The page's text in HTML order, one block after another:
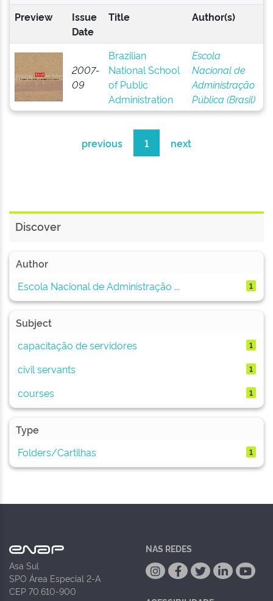
Preview
Issue
Date
Title Author(s)
2007-
09
Brazilian
National School
of Public
Administration
Escola
Nacional de
Administração
Pública (Brasil)
previous 1 next
Discover
Author
Escola Nacional de Administração ...
1
Subject
capacitação de servidores
1
civil servants 1
courses 1
Type
Folders/Cartilhas
1
Asa Sul
SPO Área Especial 2-A
CEP 70.610-900
NAS REDES